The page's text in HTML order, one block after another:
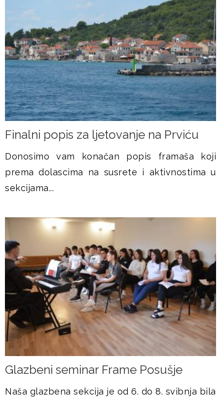
Finalni popis za ljetovanje na Prviću
Donosimo vam konačan popis framaša koji
prema dolascima na susrete i aktivnostima u
sekcijama...
Glazbeni seminar Frame Posušje
Naša glazbena sekcija je od 6. do 8. svibnja bila